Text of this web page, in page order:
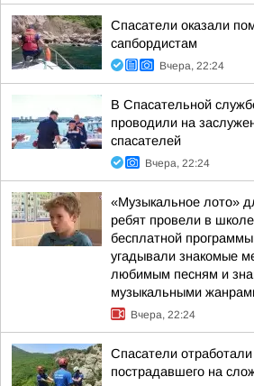
Спасатели оказали
сапбордистам
Вчера, 22:24
В Спасательной
проводили на
спасателей
Вчера, 22:24
«Музыкальное лото»
ребят провели в
бесплатной
угадывали знакомые
любимым песням и
музыкальными
Вчера, 22:24
Спасатели
пострадавшего на